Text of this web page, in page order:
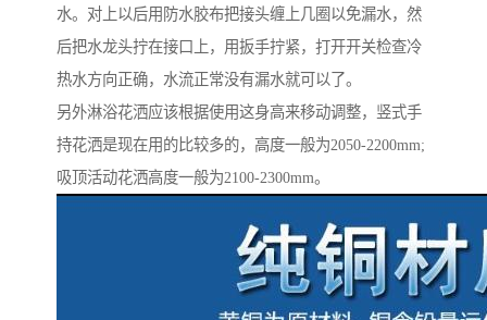
水。对上以后用防水胶布把接头缠上几圈以免漏水，然
后把水龙头拧在接口上，用扳手拧紧，打开开关检查冷
热水方向正确，水流正常没有漏水就可以了。
另外淋浴花洒应该根据使用这身高来移动调整，竖式手
持花洒是现在用的比较多的，高度一般为2050-2200mm;
吸顶活动花洒高度一般为2100-2300mm。